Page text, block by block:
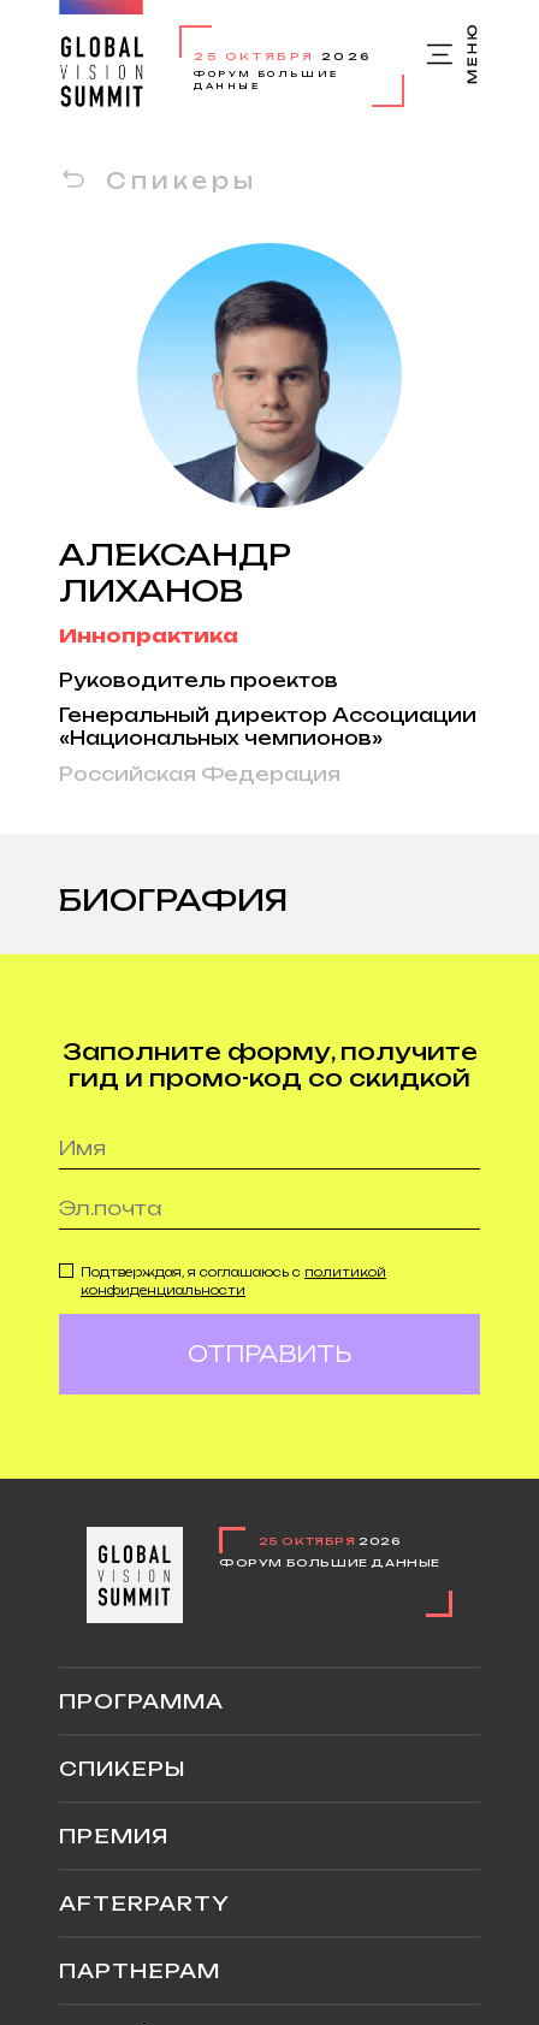
25 ОКТЯБРЯ 2026
ФОРУМ БОЛЬШИЕ
ДАННЫЕ
Спикеры
АЛЕКСАНДР
ЛИХАНОВ
Иннопрактика
Руководитель проектов
Генеральный директор Ассоциации
«Национальных чемпионов»
Российская Федерация
БИОГРАФИЯ
Заполните форму, получите
гид и промо-код со скидкой
ОТПРАВИТЬ
Подтверждая, я соглашаюсь с политикой
конфиденциальности
25 ОКТЯБРЯ 2026
ФОРУМ БОЛЬШИЕ ДАННЫЕ
ПРОГРАММА
СПИКЕРЫ
ПРЕМИЯ
AFTERPARTY
ПАРТНЕРАМ